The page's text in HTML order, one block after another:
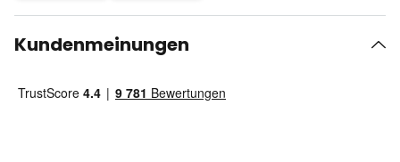
Kundenmeinungen